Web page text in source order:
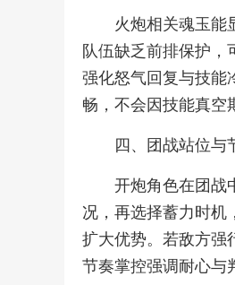
火炮相关魂玉能
队伍缺乏前排保护，
强化怒气回复与技能
畅，不会因技能真空
四、团战站位与
开炮角色在团战
况，再选择蓄力时机
扩大优势。若敌方强
节奏掌控强调耐心与